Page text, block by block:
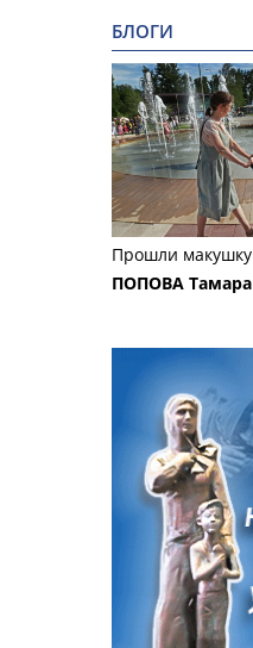
БЛОГИ
Прошли макушку
ПОПОВА Тамара